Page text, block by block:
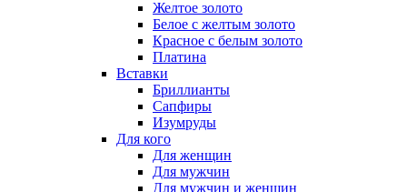
Желтое золото
Белое с желтым золото
Красное с белым золото
Платина
Вставки
Бриллианты
Сапфиры
Изумруды
Для кого
Для женщин
Для мужчин
Для мужчин и женщин